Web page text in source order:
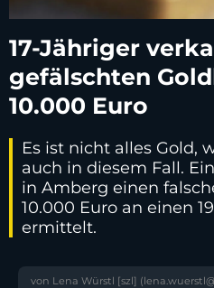
17-Jähriger
gefälschten
10.000 Euro
Es ist nicht alles Gold,
auch in diesem Fall.
in Amberg einen
10.000 Euro an einen
ermittelt.
von Lena Würstl [szl]